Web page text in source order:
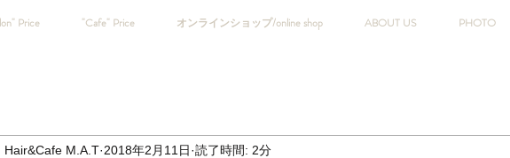
Price "Cafe" Price オンラインショップ/online shop ABOUT US PHOTO
Hair&Cafe M.A.T 2018年2月11日 読了時間: 2分